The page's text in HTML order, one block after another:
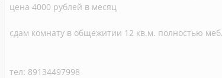
цена 4000 рублей в месяц
сдам комнату в общежитии 12 кв.м. полностью
тел: 89134497998